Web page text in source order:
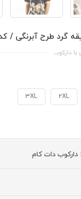
گرد طرح آبرنگی / کد
دارکوبــ
2XL
3XL
دارکوب دات کام